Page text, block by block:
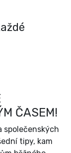
ČASEM!
společenských
tipy, kam